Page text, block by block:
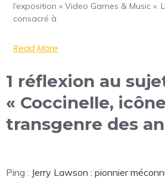
l’exposition « Video Games & Music ».
consacré à
Read More
1 réflexion au
« Coccinelle, icône
transgenre des
Ping : Jerry Lawson : pionnier